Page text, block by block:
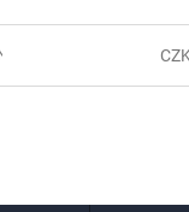
LHŮTĚ CZK